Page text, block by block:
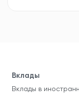
Вклады
Вклады в